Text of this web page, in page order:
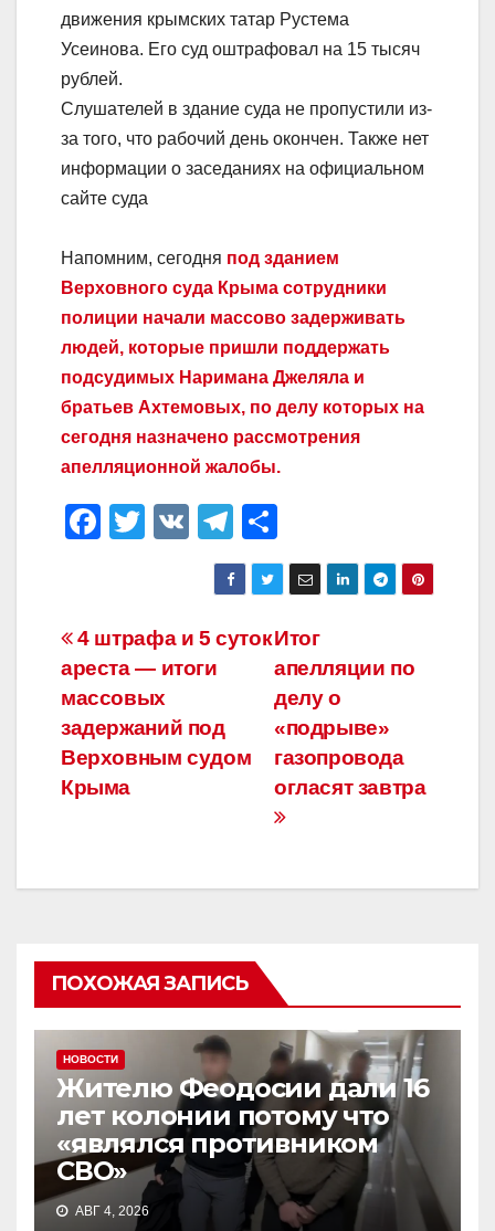
движения крымских татар Рустема
Усеинова. Его суд оштрафовал на 15 тысяч
рублей.
Слушателей в здание суда не пропустили из-
за того, что рабочий день окончен. Также нет
информации о заседаниях на официальном
сайте суда
Напомним, сегодня под зданием
Верховного суда Крыма сотрудники
полиции начали массово задерживать
людей, которые пришли поддержать
подсудимых Наримана Джеляла и
братьев Ахтемовых, по делу которых на
сегодня назначено рассмотрения
апелляционной жалобы.
F
e
b
o
o
k
T
er
V
T
el
e
gr
a
тп
р
а
в
и
ть
Навигация
по
записям
Итог
апелляции по
делу о
«подрыве»
газопровода
огласят завтра
4 штрафа и 5 суток
ареста — итоги
массовых
задержаний под
Верховным судом
Крыма
ПОХОЖАЯ ЗАПИСЬ
НОВОСТИ
Жителю Феодосии дали 16
лет колонии потому что
«являлся противником
СВО»
АВГ 4, 2026